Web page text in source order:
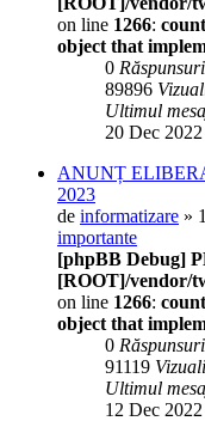
on line 1266:
object that
0 Răspunsuri
89896
Ultimul
20 Dec
ANUNȚ
2023
de informatizare »
importante
[phpBB Debug]
[ROOT]/vendor/
on line 1266:
object that
0 Răspunsuri
91119
Ultimul
12 Dec